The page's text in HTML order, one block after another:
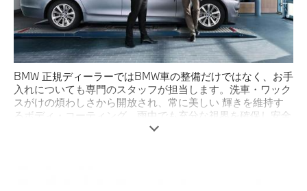
BMW 正規ディーラーではBMW車の整備だけではなく、お手
入れについても専門のスタッフが担当します。洗車・ワック
スがけの煩わしさから開放され、常に美しい 輝きを維持す
るボディ・コーティング。雨中でも充分な視界を確保し安全
に走行するためのガラス撥水加工。スタイリッシュなBMW